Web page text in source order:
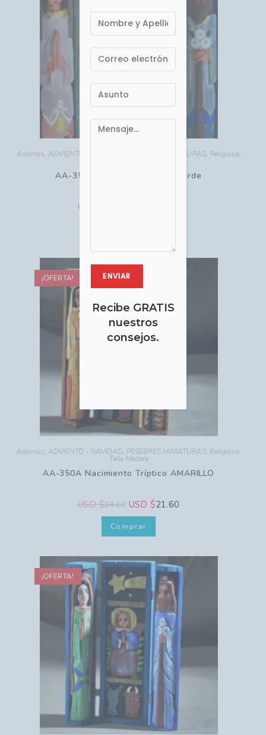
Adornos, ADVIENTO - NAVIDAD PESEBRES MINIATURAS, Religioso,
AA-350 Nacimiento Tríptico Verde
USD $
¡OFERTA!
Adornos, ADVIENTO - NAVIDAD, PESEBRES MINIATURAS, Religioso,
Talla Madera
AA-350A Nacimiento Tríptico AMARILLO
USD $24.00 USD $21.60
Comprar
¡OFERTA!
Recibe GRATIS
nuestros
consejos.